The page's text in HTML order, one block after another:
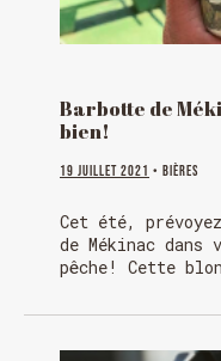
Barbotte de
bien!
19 juillet 2021 • Bières
Cet été,
de Mékinac
pêche! Cette